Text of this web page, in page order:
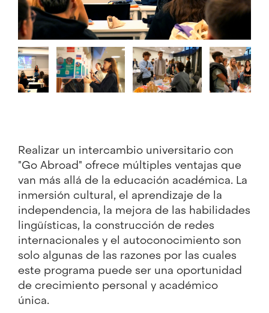
Realizar un intercambio universitario con
"Go Abroad" ofrece múltiples ventajas que
van más allá de la educación académica. La
inmersión cultural, el aprendizaje de la
independencia, la mejora de las habilidades
lingüísticas, la construcción de redes
internacionales y el autoconocimiento son
solo algunas de las razones por las cuales
este programa puede ser una oportunidad
de crecimiento personal y académico
única.